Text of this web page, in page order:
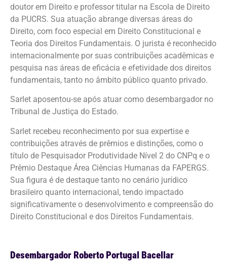
doutor em Direito e professor titular na Escola de Direito
da PUCRS. Sua atuação abrange diversas áreas do
Direito, com foco especial em Direito Constitucional e
Teoria dos Direitos Fundamentais. O jurista é reconhecido
internacionalmente por suas contribuições acadêmicas e
pesquisa nas áreas de eficácia e efetividade dos direitos
fundamentais, tanto no âmbito público quanto privado.
Sarlet aposentou-se após atuar como desembargador no
Tribunal de Justiça do Estado.
Sarlet recebeu reconhecimento por sua expertise e
contribuições através de prêmios e distinções, como o
título de Pesquisador Produtividade Nível 2 do CNPq e o
Prêmio Destaque Área Ciências Humanas da FAPERGS.
Sua figura é de destaque tanto no cenário jurídico
brasileiro quanto internacional, tendo impactado
significativamente o desenvolvimento e compreensão do
Direito Constitucional e dos Direitos Fundamentais.
Desembargador Roberto Portugal Bacellar